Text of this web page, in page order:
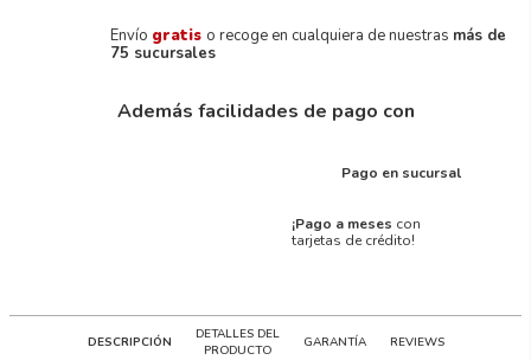
Envío gratis o recoge en cualquiera de nuestras más de
75 sucursales
Además facilidades de pago con
Pago en sucursal
¡Pago a meses con
tarjetas de crédito!
DESCRIPCIÓN
DETALLES DEL
PRODUCTO
GARANTÍA REVIEWS